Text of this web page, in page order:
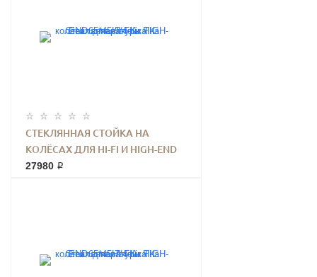
СТЕКЛЯННАЯ СТОЙКА НА
КОЛЁСАХ ДЛЯ HI-FI И HIGH-END
АППАРАТУРЫ ТК 65*45.5/4-К
27980 ₽